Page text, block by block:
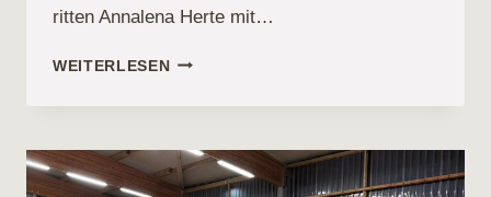
ritten Annalena Herte mit…
WEITERLESENTOLLES
FÜR
RV
ALBERSLOH